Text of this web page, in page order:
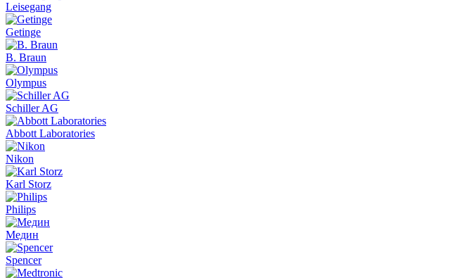
Leisegang
Getinge
B. Braun
Olympus
Schiller AG
Abbott Laboratories
Nikon
Karl Storz
Philips
Медин
Spencer